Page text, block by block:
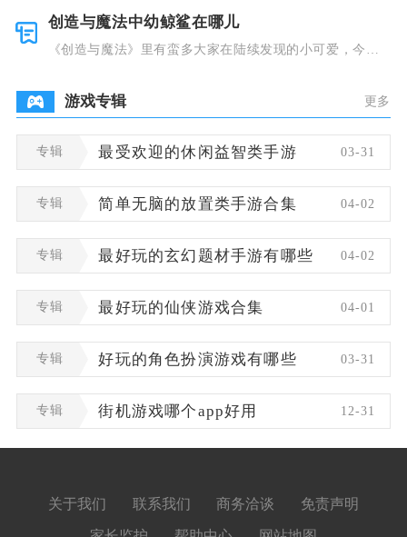
创造与魔法中幼鲸鲨在哪儿
《创造与魔法》里有蛮多大家在陆续发现的小可爱，今天
游戏专辑 更多
专辑 最受欢迎的休闲益智类手游 03-31
专辑 简单无脑的放置类手游合集 04-02
专辑 最好玩的玄幻题材手游有哪些 04-02
专辑 最好玩的仙侠游戏合集 04-01
专辑 好玩的角色扮演游戏有哪些 03-31
专辑 街机游戏哪个app好用 12-31
关于我们 联系我们 商务洽谈 免责声明